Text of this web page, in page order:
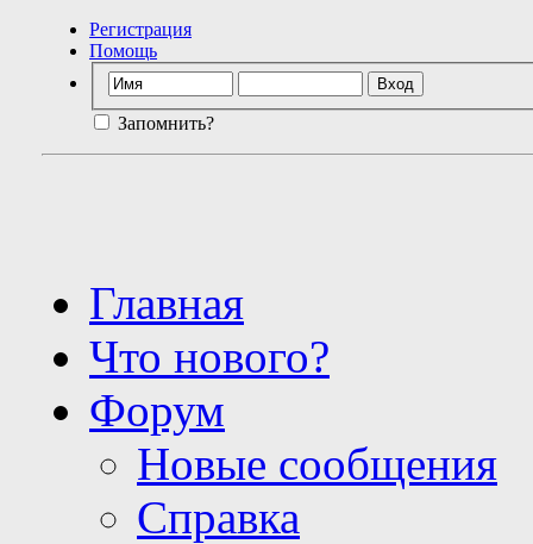
Регистрация
Помощь
Запомнить?
Главная
Что нового?
Форум
Новые сообщения
Справка